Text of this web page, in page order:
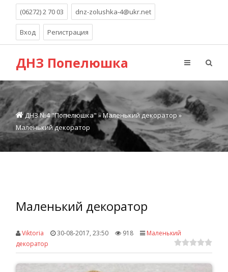
(06272) 2 70 03 dnz-zolushka-4@ukr.net
Вход Регистрация
ДНЗ Попелюшка
ДНЗ №4 "Попелюшка"»Маленький декоратор »
Маленький декоратор
Маленький декоратор
Viktoria 30-08-2017, 23:50 918
Маленький
декоратор